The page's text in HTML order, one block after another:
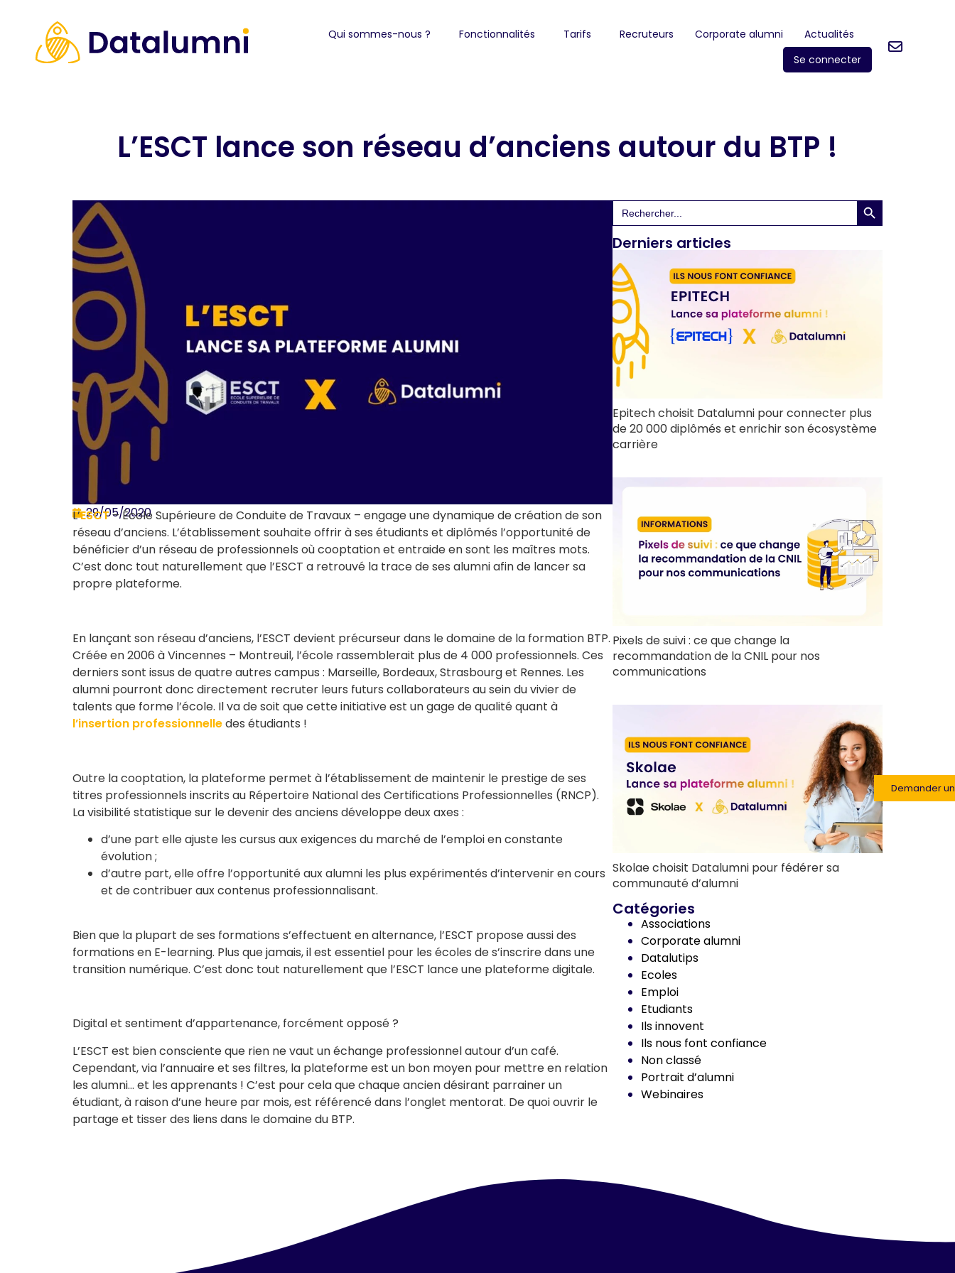
Qui sommes-nous ? Fonctionnalités Tarifs Recruteurs Corporate alumni
Actualités
Se connecter
Demander
L’ESCT lance son réseau d’anciens autour du BTP !
29/05/2020
L’ESCT–École Supérieure de Conduite de Travaux – engage une dynamique de création de son
réseau d’anciens. L’établissement souhaite offrir à ses étudiants et diplômés l’opportunité de
bénéficier d’un réseau de professionnels où cooptation et entraide en sont les maîtres mots.
C’est donc tout naturellement que l’ESCT a retrouvé la trace de ses alumni afin de lancer sa
propre plateforme.
En lançant son réseau d’anciens, l’ESCT devient précurseur dans le domaine de la formation BTP.
Créée en 2006 à Vincennes – Montreuil, l’école rassemblerait plus de 4 000 professionnels. Ces
derniers sont issus de quatre autres campus : Marseille, Bordeaux, Strasbourg et Rennes. Les
alumni pourront donc directement recruter leurs futurs collaborateurs au sein du vivier de
talents que forme l’école. Il va de soit que cette initiative est un gage de qualité quant à
l’insertion professionnelledes étudiants !
Outre la cooptation, la plateforme permet à l’établissement de maintenir le prestige de ses
titres professionnels inscrits au Répertoire National des Certifications Professionnelles (RNCP).
La visibilité statistique sur le devenir des anciens développe deux axes :
d’une part elle ajuste les cursus aux exigences du marché de l’emploi en constante
évolution ;
d’autre part, elle offre l’opportunité aux alumni les plus expérimentés d’intervenir en cours
et de contribuer aux contenus professionnalisant.
Bien que la plupart de ses formations s’effectuent en alternance, l’ESCT propose aussi des
formations en E-learning. Plus que jamais, il est essentiel pour les écoles de s’inscrire dans une
transition numérique. C’est donc tout naturellement que l’ESCT lance une plateforme digitale.
Digital et sentiment d’appartenance, forcément opposé ?
L’ESCT est bien consciente que rien ne vaut un échange professionnel autour d’un café.
Cependant, via l’annuaire et ses filtres, la plateforme est un bon moyen pour mettre en relation
les alumni… et les apprenants ! C’est pour cela que chaque ancien désirant parrainer un
étudiant, à raison d’une heure par mois, est référencé dans l’onglet mentorat. De quoi ouvrir le
partage et tisser des liens dans le domaine du BTP.
Search
for:
Search Button
Derniers articles
Epitech choisit Datalumni pour connecter plus
de 20 000 diplômés et enrichir son écosystème
carrière
Pixels de suivi : ce que change la
recommandation de la CNIL pour nos
communications
Skolae choisit Datalumni pour fédérer sa
communauté d’alumni
Catégories
Associations
Corporate alumni
Datalutips
Ecoles
Emploi
Etudiants
Ils innovent
Ils nous font confiance
Non classé
Portrait d’alumni
Webinaires